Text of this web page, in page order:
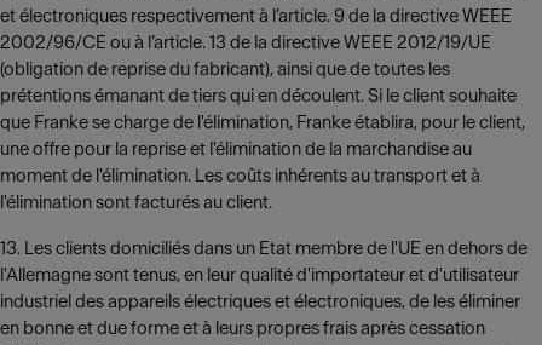
et électroniques respectivement à l’article. 9 de la directive WEEE
2002/96/CE ou à l’article. 13 de la directive WEEE 2012/19/UE
(obligation de reprise du fabricant), ainsi que de toutes les
prétentions émanant de tiers qui en découlent. Si le client souhaite
que Franke se charge de l'élimination, Franke établira, pour le client,
une offre pour la reprise et l'élimination de la marchandise au
moment de l'élimination. Les coûts inhérents au transport et à
l'élimination sont facturés au client.
13. Les clients domiciliés dans un Etat membre de l'UE en dehors de
l'Allemagne sont tenus, en leur qualité d'importateur et d'utilisateur
industriel des appareils électriques et électroniques, de les éliminer
en bonne et due forme et à leurs propres frais après cessation